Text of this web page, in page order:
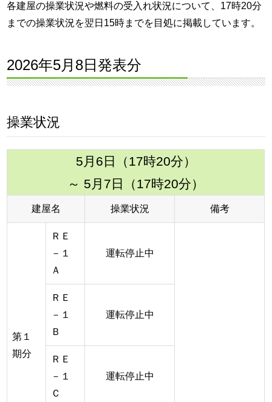
各建屋の操業状況や燃料の受入れ状況について、17時20分
までの操業状況を翌日15時までを目処に掲載しています。
2026年5月8日発表分
操業状況
5月6日（17時20分）
～ 5月7日（17時20分）
建屋名 操業状況 備考
第１
期分
ＲＥ
－１
Ａ
運転停止中
ＲＥ
－１
Ｂ
運転停止中
ＲＥ
－１
Ｃ
運転停止中